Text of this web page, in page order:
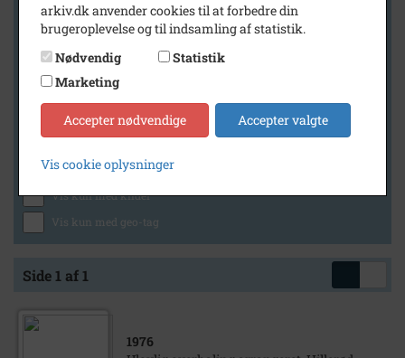
Geografi
Generelt
Vis kun med billeder
Vis kun med lydklip
Vis kun med kilder
Vis kun med geo-tag
Side 1 af 1
1976
arkiv.dk anvender cookies til at forbedre din
brugeroplevelse og til indsamling af statistik.
Nødvendig
Statistik
Marketing
Accepter nødvendige Accepter valgte
Vis cookie oplysninger